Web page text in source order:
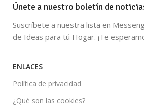
Únete a nuestro boletín de
Suscríbete a nuestra lista en
de Ideas para tú Hogar. ¡Te
ENLACES
Política de privacidad
¿Qué son las cookies?